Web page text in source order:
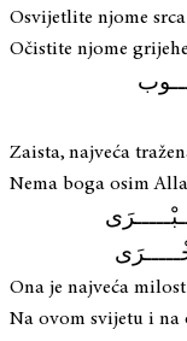
Osvijetlite njome srca
Očistite njome grijehe
Zaista, najveća
Nema boga osim
Ona je najveća milost
Na ovom svijetu i na